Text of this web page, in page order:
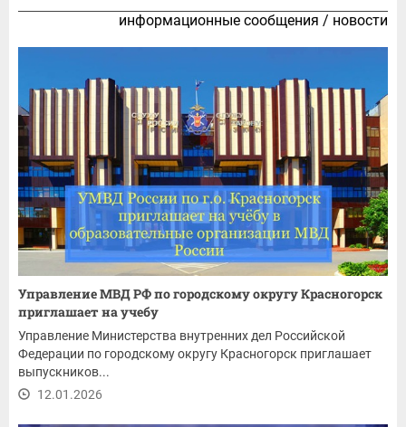
информационные сообщения / новости
Управление МВД РФ по городскому округу Красногорск
приглашает на учебу
Управление Министерства внутренних дел Российской
Федерации по городскому округу Красногорск приглашает
выпускников...
12.01.2026